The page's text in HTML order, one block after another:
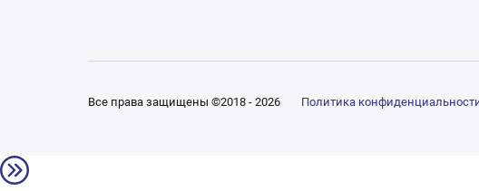
Все права защищены ©2018 - 2026 Политика